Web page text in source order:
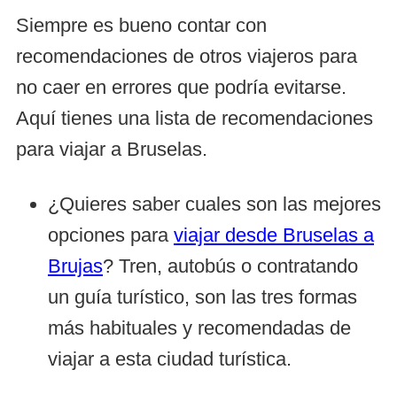
Siempre es bueno contar con
recomendaciones de otros viajeros para
no caer en errores que podría evitarse.
Aquí tienes una lista de recomendaciones
para viajar a Bruselas.
¿Quieres saber cuales son las mejores
opciones para viajar desde Bruselas a
Brujas? Tren, autobús o contratando
un guía turístico, son las tres formas
más habituales y recomendadas de
viajar a esta ciudad turística.